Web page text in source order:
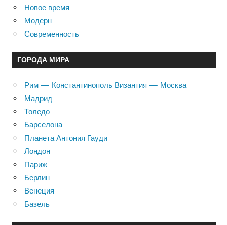
Новое время
Модерн
Современность
ГОРОДА МИРА
Рим — Константинополь Византия — Москва
Мадрид
Толедо
Барселона
Планета Антония Гауди
Лондон
Париж
Берлин
Венеция
Базель